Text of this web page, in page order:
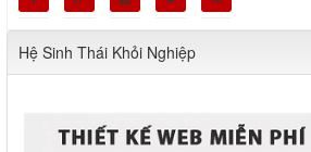
Hệ Sinh Thái Khỏi Nghiệp